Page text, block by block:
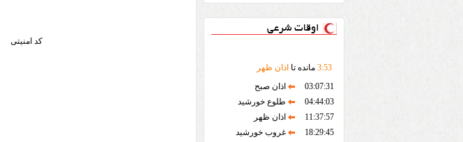
اوقات شرعی
3:53 مانده تا اذان ظهر
03:07:31
اذان صبح
04:44:03
طلوع خورشید
11:37:57
اذان ظهر
18:29:45
غروب خورشید
کد امنیتی